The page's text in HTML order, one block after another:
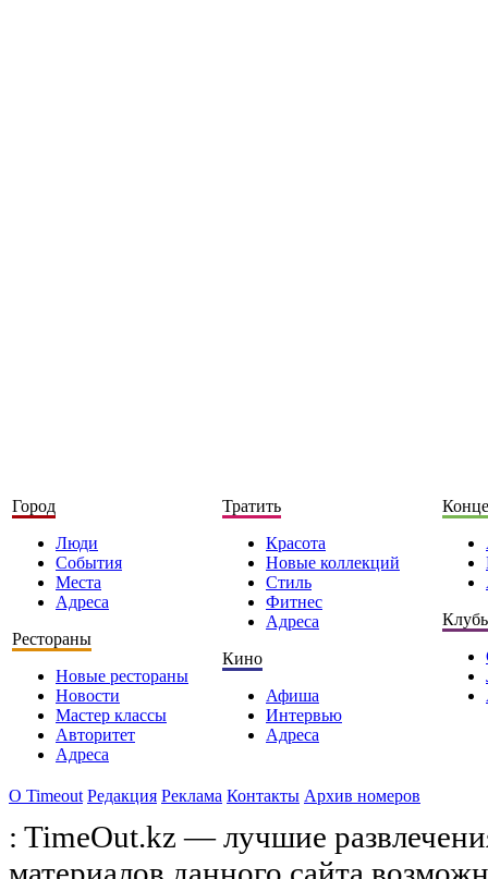
Город
Люди
События
Места
Адреса
Рестораны
Новые рестораны
Новости
Мастер классы
Авторитет
Адреса
Тратить
Красота
Новые коллекций
Стиль
Фитнес
Адреса
Кино
Афиша
Интервью
Адреса
О Timeоut Редакция Реклама Контакты Архив номеров
: TimeOut.kz — лучшие